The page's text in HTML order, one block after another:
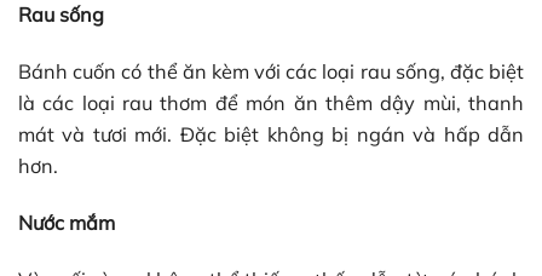
Rau sống
Bánh cuốn có thể ăn kèm với các loại rau sống, đặc biệt
là các loại rau thơm để món ăn thêm dậy mùi, thanh
mát và tươi mới. Đặc biệt không bị ngán và hấp dẫn
hơn.
Nước mắm